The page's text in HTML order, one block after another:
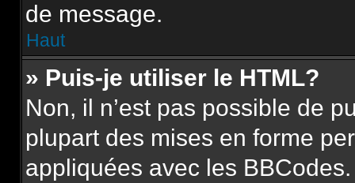
de message.
Haut
» Puis-je utiliser le HTML?
Non, il n’est pas possible de
plupart des mises en forme
appliquées avec les BBCodes.